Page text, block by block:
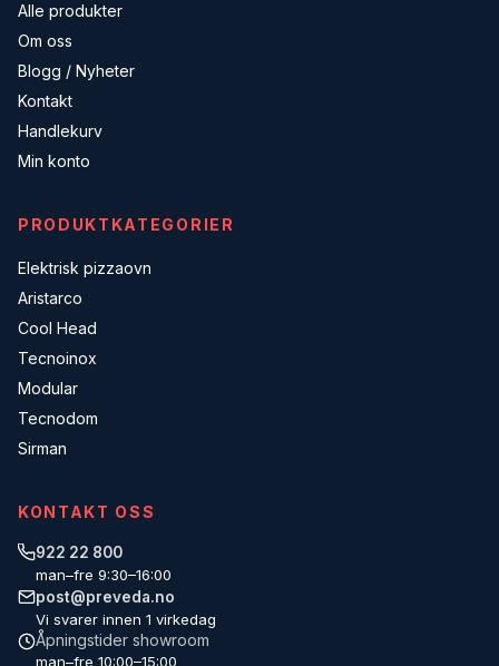
Alle produkter
Om oss
Blogg / Nyheter
Kontakt
Handlekurv
Min konto
PRODUKTKATEGORIER
Elektrisk pizzaovn
Aristarco
Cool Head
Tecnoinox
Modular
Tecnodom
Sirman
KONTAKT OSS
922 22 800
man–fre 9:30–16:00
post@preveda.no
Vi svarer innen 1 virkedag
Åpningstider showroom
man–fre 10:00–15:00